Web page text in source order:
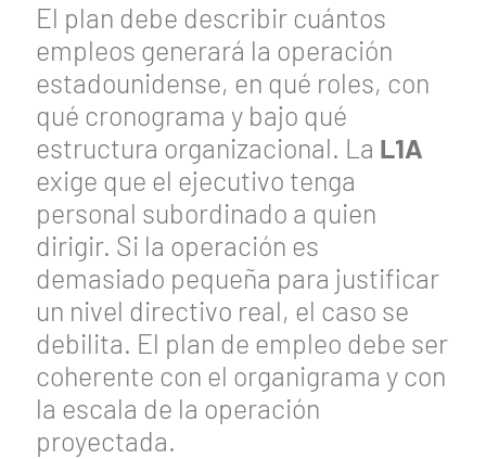
El plan debe describir cuántos
empleos generará la operación
estadounidense, en qué roles, con
qué cronograma y bajo qué
estructura organizacional. La L1A
exige que el ejecutivo tenga
personal subordinado a quien
dirigir. Si la operación es
demasiado pequeña para justificar
un nivel directivo real, el caso se
debilita. El plan de empleo debe ser
coherente con el organigrama y con
la escala de la operación
proyectada.